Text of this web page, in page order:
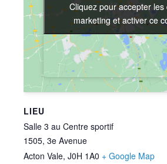
LIEU
Salle 3 au Centre sportif
1505, 3e Avenue
Acton Vale, J0H 1A0 + Google Map
Cliquez pour accepter les
marketing et activer ce
Cliquez pour accepter les
marketing et activer ce